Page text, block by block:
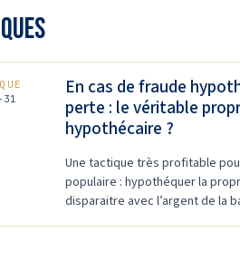
En cas de fraude
perte : le véritable
hypothécaire ?
Une tactique très profitable
populaire : hypothéquer la
disparaitre avec l’argent de la